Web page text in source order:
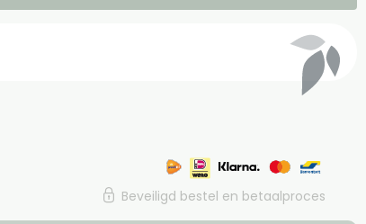
Beveiligd bestel en betaalproces